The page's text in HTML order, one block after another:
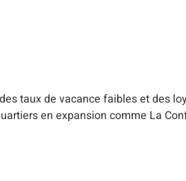
taux de vacance faibles et des
en expansion comme La